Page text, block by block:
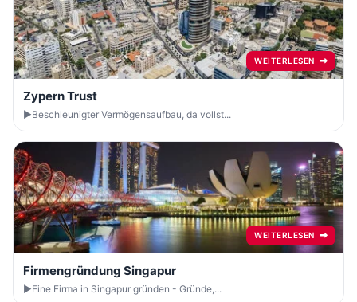
WEITERLESEN
Zypern Trust
►Beschleunigter Vermögensaufbau, da vollst...
WEITERLESEN
Firmengründung Singapur
►Eine Firma in Singapur gründen - Gründe,...